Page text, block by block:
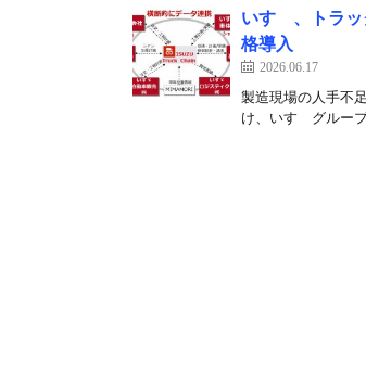
いすゞ、トラ
格導入
2026.06.17
製造現場の人手不
け、いすゞグルー